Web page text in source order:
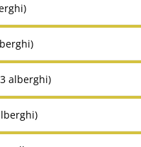
alberghi)